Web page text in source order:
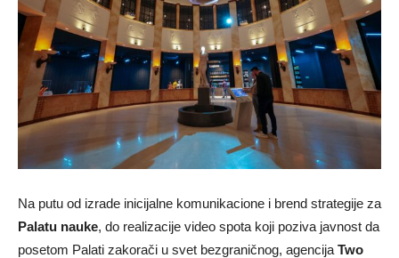
Na putu od izrade inicijalne komunikacione i brend strategije za
Palatu nauke, do realizacije video spota koji poziva javnost da
posetom Palati zakorači u svet bezgraničnog, agencija Two